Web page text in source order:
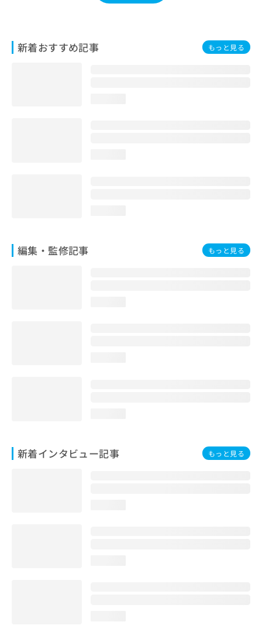
新着おすすめ記事 もっと見る
編集・監修記事 もっと見る
新着インタビュー記事 もっと見る
合
わ